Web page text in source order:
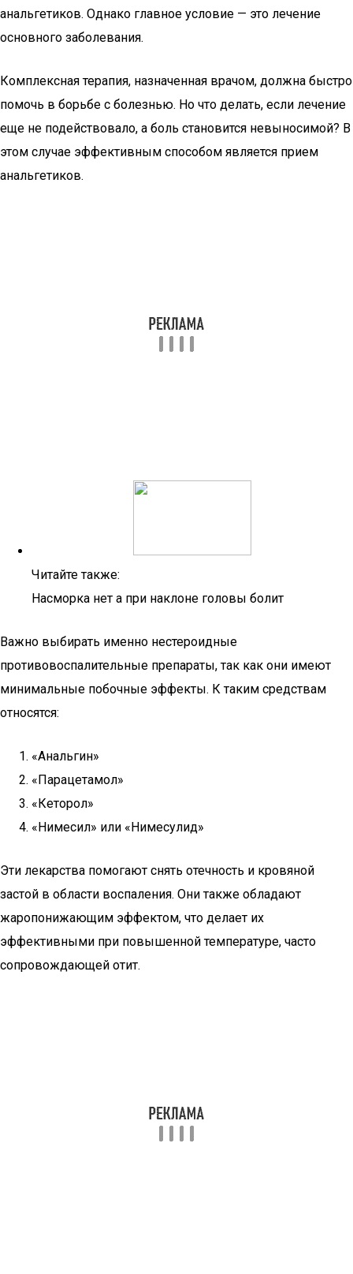
анальгетиков. Однако главное условие — это лечение
основного заболевания.
Комплексная терапия, назначенная врачом, должна быстро
помочь в борьбе с болезнью. Но что делать, если лечение
еще не подействовало, а боль становится невыносимой? В
этом случае эффективным способом является прием
анальгетиков.
Читайте также:
Насморка нет а при наклоне головы болит
Важно выбирать именно нестероидные
противовоспалительные препараты, так как они имеют
минимальные побочные эффекты. К таким средствам
относятся:
«Анальгин»
«Парацетамол»
«Кеторол»
«Нимесил» или «Нимесулид»
Эти лекарства помогают снять отечность и кровяной
застой в области воспаления. Они также обладают
жаропонижающим эффектом, что делает их
эффективными при повышенной температуре, часто
сопровождающей отит.